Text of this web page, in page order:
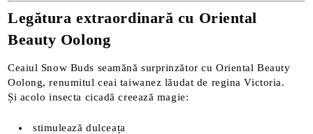
Legătura extraordinară cu Oriental
Beauty Oolong
Ceaiul Snow Buds seamănă surprinzător cu Oriental Beauty
Oolong, renumitul ceai taiwanez lăudat de regina Victoria.
Și acolo insecta cicadă creează magie:
stimulează dulceața